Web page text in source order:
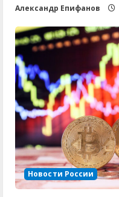
Александр Епифанов
Новости России